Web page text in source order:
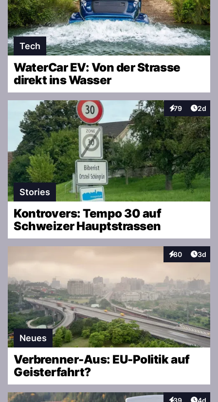
Tech
WaterCar EV: Von der Strasse
direkt ins Wasser
79
Interaktionen
2d
Stories
Kontrovers: Tempo 30 auf
Schweizer Hauptstrassen
80
Interaktionen
3d
Neues
Verbrenner-Aus: EU-Politik auf
Geisterfahrt?
39 4d